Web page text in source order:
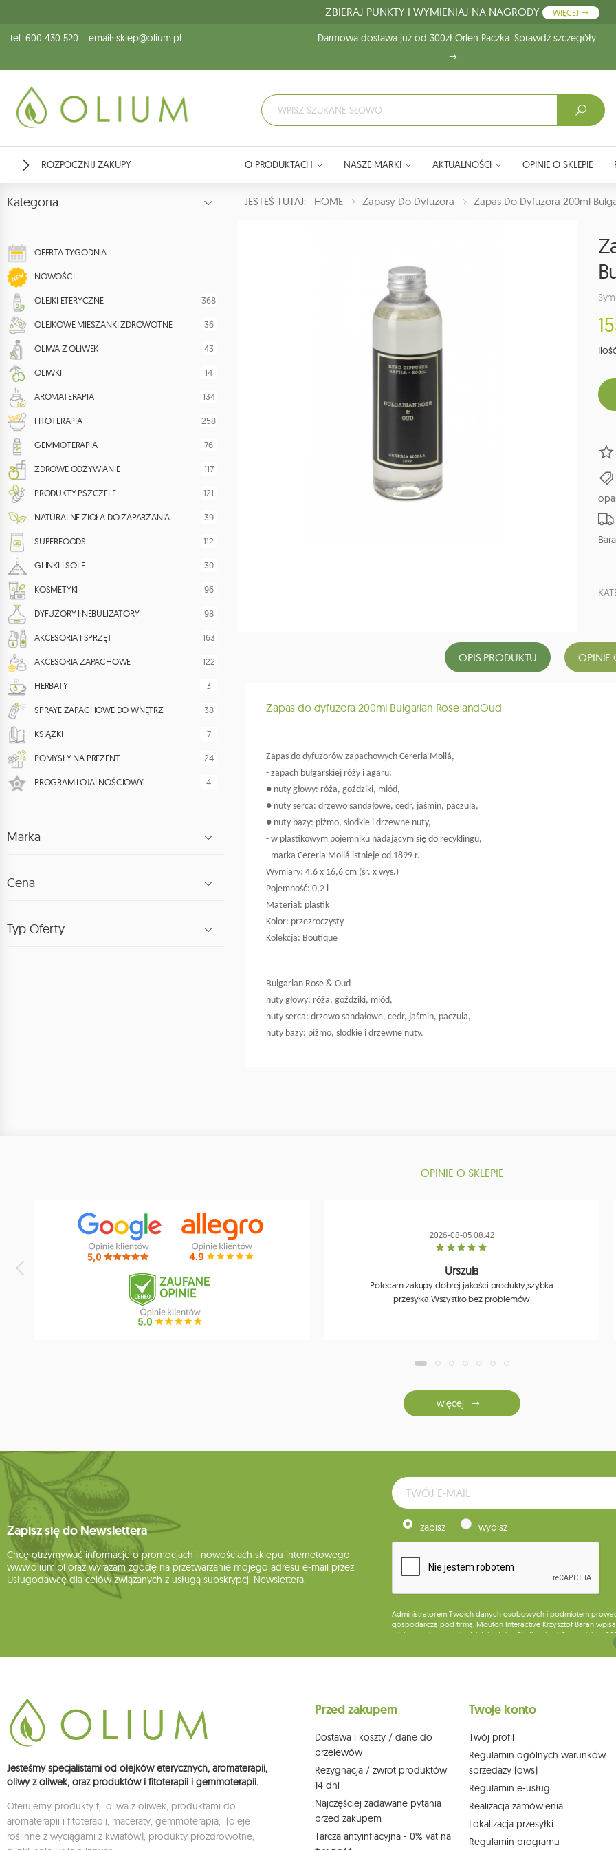
ZBIERAJ PUNKTY I WYMIENIAJ NA NAGRODY WIĘCEJ
tel. 600 430 520 email: sklep@olium.pl Darmowa dostawa już od 300zł Orlen Paczka. Sprawdź szczegóły
ROZPOCZNIJ ZAKUPY O PRODUKTACH NASZE MARKI AKTUALNOŚCI OPINIE O SKLEPIE
Kategoria
OFERTA TYGODNIA
NOWOŚCI
OLEJKI ETERYCZNE 368
OLEJKOWE MIESZANKI ZDROWOTNE 36
OLIWA Z OLIWEK 43
OLIWKI 14
AROMATERAPIA 134
FITOTERAPIA 258
GEMMOTERAPIA 76
ZDROWE ODŻYWIANIE 117
PRODUKTY PSZCZELE 121
NATURALNE ZIOŁA DO ZAPARZANIA 39
SUPERFOODS 112
GLINKI I SOLE 30
KOSMETYKI 96
DYFUZORY I NEBULIZATORY 98
AKCESORIA I SPRZĘT 163
AKCESORIA ZAPACHOWE 122
HERBATY 3
SPRAYE ZAPACHOWE DO WNĘTRZ 38
KSIĄŻKI 7
POMYSŁY NA PREZENT 24
PROGRAM LOJALNOŚCIOWY 4
Marka
Cena
Typ Oferty
JESTEŚ TUTAJ: HOME Zapasy Do Dyfuzora Zapas Do Dyfuzora 200ml
OPIS PRODUKTU OPINIE
Zapas do dyfuzora 200ml Bulgarian Rose andOud
Zapas do dyfuzorów zapachowych Cereria Mollá,
- zapach bułgarskiej róży i agaru:
● nuty głowy: róża, goździki, miód,
● nuty serca: drzewo sandałowe, cedr, jaśmin, paczula,
● nuty bazy: piżmo, słodkie i drzewne nuty,
- w plastikowym pojemniku nadającym się do recyklingu,
- marka Cereria Mollá istnieje od 1899 r.
Wymiary: 4,6 x 16,6 cm (śr. x wys.)
Pojemność: 0,2 l
Materiał: plastik
Kolor: przezroczysty
Kolekcja: Boutique
Bulgarian Rose & Oud
nuty głowy: róża, goździki, miód,
nuty serca: drzewo sandałowe, cedr, jaśmin, paczula,
nuty bazy: piżmo, słodkie i drzewne nuty.
OPINIE O SKLEPIE
2026-08-05 08:42
Urszula
Polecam zakupy,dobrej jakości produkty,szybka
przesyłka.Wszystko bez problemów
więcej
Zapisz się do Newslettera
Chcę otrzymywać informacje o promocjach i nowościach sklepu internetowego
www.olium.pl oraz wyrażam zgodę na przetwarzanie mojego adresu e-mail przez
Usługodawcę dla celów związanych z usługą subskrypcji Newslettera.
zapisz wypisz
Administratorem Twoich danych osobowych i podmiotem
gospodarczą pod firmą: Mouton Interactive Krzysztof Baran
miejsca wykonywania działalności w Siedlcach, ul. Starowiejska
Dane będą przetwarzane w celu wysyłki newslettera i
działem obsługi klienta Mouton Interactive pod adresem e-mail
Jesteśmy specjalistami od olejków eterycznych, aromaterapii,
oliwy z oliwek, oraz produktów i fitoterapii i gemmoterapii.
Oferujemy produkty tj. oliwa z oliwek, produktami do
aromaterapii i fitoterapii, maceraty, gemmoterapia, (oleje
roślinne z wyciągami z kwiatów), produkty prozdrowotne,
Przed zakupem
Dostawa i koszty / dane do
przelewów
Rezygnacja / zwrot produktów
14 dni
Najczęściej zadawane pytania
przed zakupem
Tarcza antyinflacyjna - 0% vat na
Twoje konto
Twój profil
Regulamin ogólnych warunków
sprzedaży (ows)
Regulamin e-usług
Realizacja zamówienia
Lokalizacja przesyłki
Regulamin programu